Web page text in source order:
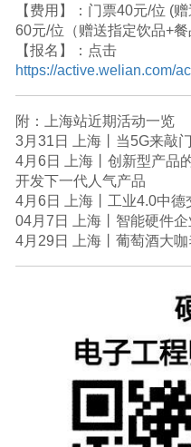
【费用】：门票40元/位 (
60元/位（赠送指定饮品+餐
【报名】：点击
https://active.welian.com/
附：上海站近期活动一览
3月31日 上海丨当5G来敲
4月6日 上海丨创新型产品
开发下一代人气产品
4月6日 上海丨工业4.0中德
04月7日 上海丨智能硬件
4月29日 上海丨葡萄酒大